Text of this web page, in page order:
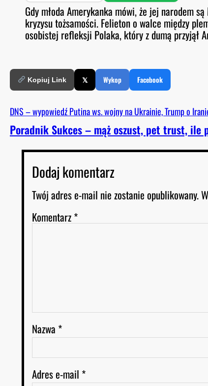
S
O
D
E
RSS FEED
LINK
EMBED
Gdy młoda Amerykanka mówi, że jej narodem
kryzysu tożsamości. Felieton o walce między
osobistej refleksji Polaka, który z dumą przyjął
Kopiuj Link 𝕏 Wykop Facebook
DNS – wypowiedź Putina ws. wojny na Ukrainie, Trump o
Poradnik Sukces – mąż oszust, pet trust, ile
Dodaj komentarz
Twój adres e-mail nie zostanie opublikowany.
Komentarz*
Nazwa *
Adres e-mail *